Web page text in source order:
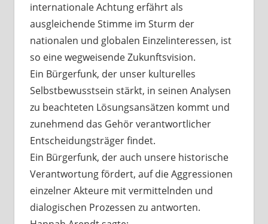
internationale Achtung erfährt als
ausgleichende Stimme im Sturm der
nationalen und globalen Einzelinteressen, ist
so eine wegweisende Zukunftsvision.
Ein Bürgerfunk, der unser kulturelles
Selbstbewusstsein stärkt, in seinen Analysen
zu beachteten Lösungsansätzen kommt und
zunehmend das Gehör verantwortlicher
Entscheidungsträger findet.
Ein Bürgerfunk, der auch unsere historische
Verantwortung fördert, auf die Aggressionen
einzelner Akteure mit vermittelnden und
dialogischen Prozessen zu antworten.